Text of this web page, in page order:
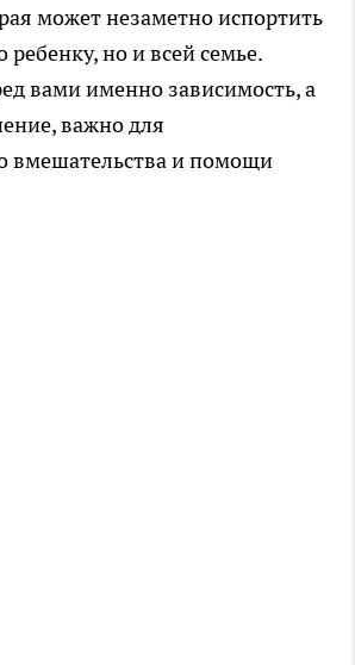
может незаметно испортить
ребенку, но и всей семье.
вами именно зависимость, а
важно для
вмешательства и помощи